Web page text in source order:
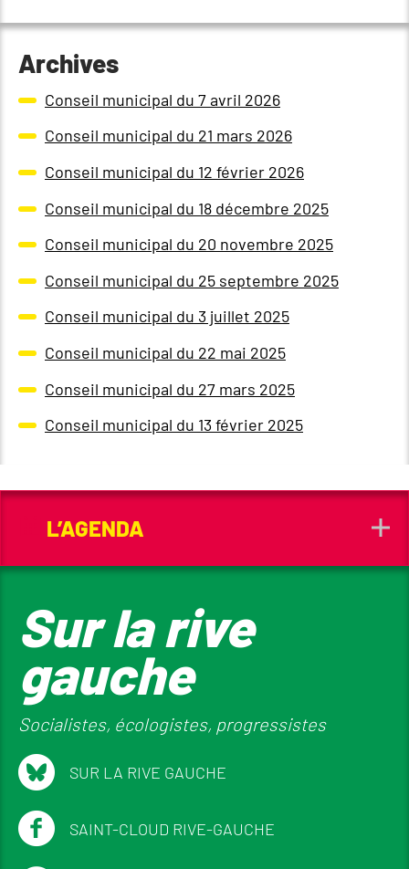
Archives
Conseil municipal du 7 avril 2026
Conseil municipal du 21 mars 2026
Conseil municipal du 12 février 2026
Conseil municipal du 18 décembre 2025
Conseil municipal du 20 novembre 2025
Conseil municipal du 25 septembre 2025
Conseil municipal du 3 juillet 2025
Conseil municipal du 22 mai 2025
Conseil municipal du 27 mars 2025
Conseil municipal du 13 février 2025
L’AGENDA
Sur la rive
gauche
Socialistes, écologistes, progressistes
SUR LA RIVE GAUCHE
SAINT-CLOUD RIVE-GAUCHE